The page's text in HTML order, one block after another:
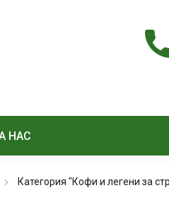
НАС
Категория "Кофи и легени за